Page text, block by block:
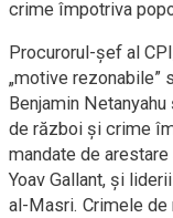
crime împotriva
Procurorul-șef al
„motive rezonabile”
Benjamin
de război și crime
mandate de
Yoav Gallant, și
al-Masri. Crimele